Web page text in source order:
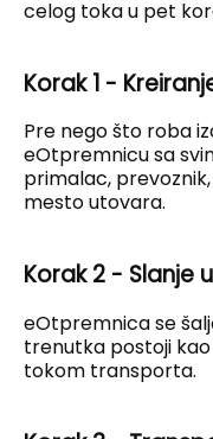
celog toka u pet
Korak 1 -
Pre nego što roba
eOtpremnicu sa
primalac,
mesto utovara.
Korak 2 - Slanje
eOtpremnica se
trenutka postoji
tokom transporta.